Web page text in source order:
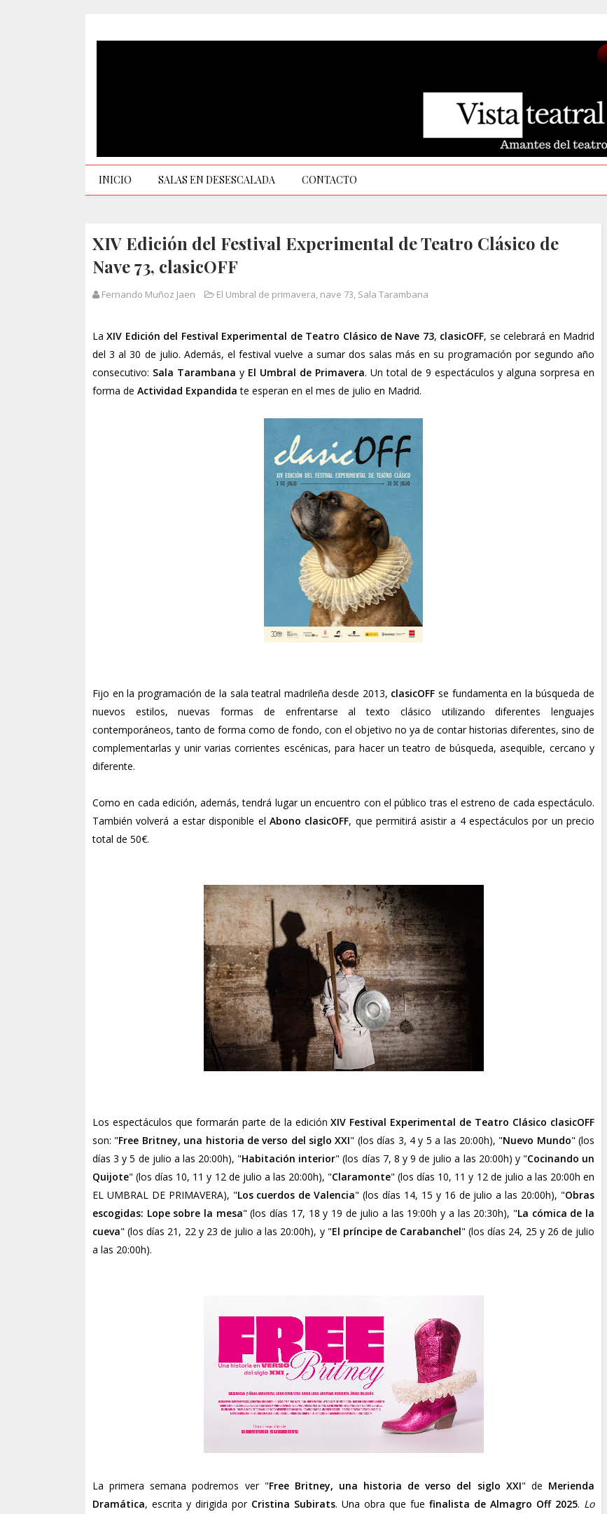
INICIO SALAS EN DESESCALADA CONTACTO
XIV Edición del Festival Experimental de Teatro Clásico de
Nave 73, clasicOFF
Fernando Muñoz Jaen El Umbral de primavera, nave 73, Sala Tarambana
LaXIV Edición del Festival Experimental de Teatro Clásico de Nave 73, clasicOFF, se celebrará en Madrid
del 3 al 30 de julio. Además, el festival vuelve a sumar dos salas más en su programación por segundo año
consecutivo: Sala Tarambana y El Umbral de Primavera. Un total de 9 espectáculos y alguna sorpresa en
forma de Actividad Expandida te esperan en el mes de julio en Madrid.
Fijo en la programación de la sala teatral madrileña desde 2013, clasicOFF se fundamenta en la búsqueda de
nuevos estilos, nuevas formas de enfrentarse al texto clásico utilizando diferentes lenguajes
contemporáneos, tanto de forma como de fondo, con el objetivo no ya de contar historias diferentes, sino de
complementarlas y unir varias corrientes escénicas, para hacer un teatro de búsqueda, asequible, cercano y
diferente.
Como en cada edición, además, tendrá lugar un encuentro con el público tras el estreno de cada espectáculo.
También volverá a estar disponible el Abono clasicOFF, que permitirá asistir a 4 espectáculos por un precio
total de 50€.
Los espectáculos que formarán parte de la ediciónXIV Festival Experimental de Teatro Clásico clasicOFF
son: "Free Britney, una historia de verso del siglo XXI" (los días 3, 4 y 5 a las 20:00h), "Nuevo Mundo" (los
días 3 y 5 de julio a las 20:00h), "Habitación interior" (los días 7, 8 y 9 de julio a las 20:00h) y "Cocinando un
Quijote" (los días 10, 11 y 12 de julio a las 20:00h), "Claramonte" (los días 10, 11 y 12 de julio a las 20:00h en
EL UMBRAL DE PRIMAVERA), "Los cuerdos de Valencia" (los días 14, 15 y 16 de julio a las 20:00h), "Obras
escogidas: Lope sobre la mesa" (los días 17, 18 y 19 de julio a las 19:00h y a las 20:30h), "La cómica de la
cueva" (los días 21, 22 y 23 de julio a las 20:00h), y "El príncipe de Carabanchel" (los días 24, 25 y 26 de julio
a las 20:00h).
La primera semana podremos ver "Free Britney, una historia de verso del siglo XXI" de Merienda
Dramática, escrita y dirigida por Cristina Subirats. Una obra que fue finalista de Almagro Off 2025. Lo